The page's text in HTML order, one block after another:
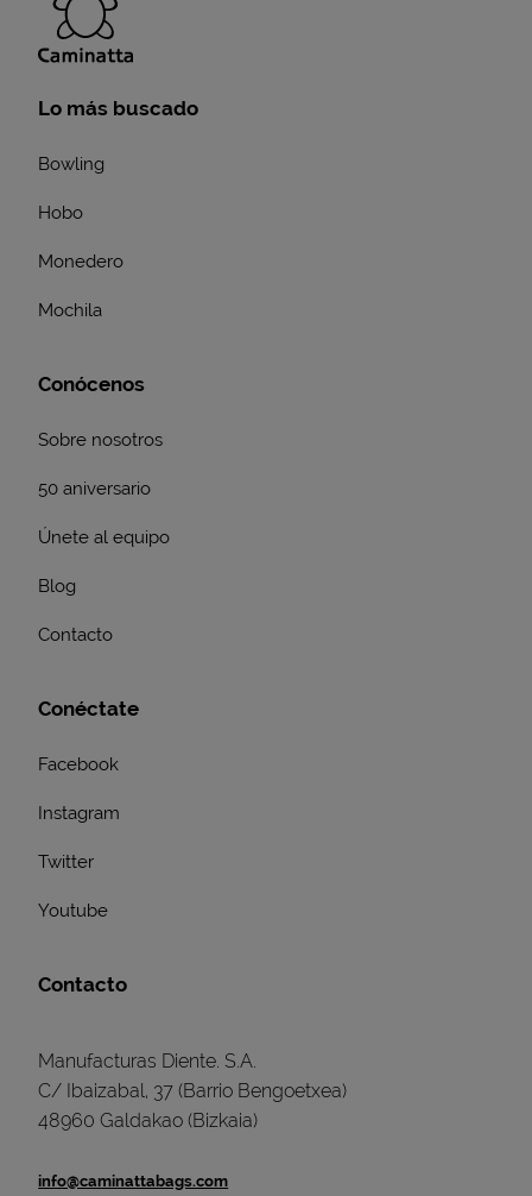
Lo más buscado
Bowling
Hobo
Monedero
Mochila
Conócenos
Sobre nosotros
50 aniversario
Únete al equipo
Blog
Contacto
Conéctate
Facebook
Instagram
Twitter
Youtube
Contacto
Manufacturas Diente. S.A.
C/ Ibaizabal, 37 (Barrio Bengoetxea)
48960 Galdakao (Bizkaia)
info@caminattabags.com